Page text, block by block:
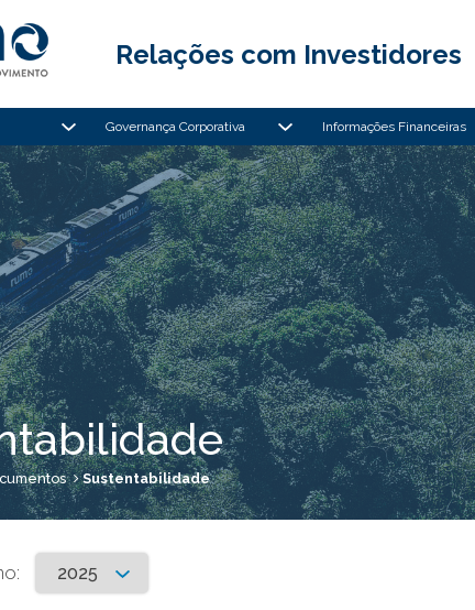
Relações com Investidores
Governança Corporativa Informações Financeiras
Sustentabilidade